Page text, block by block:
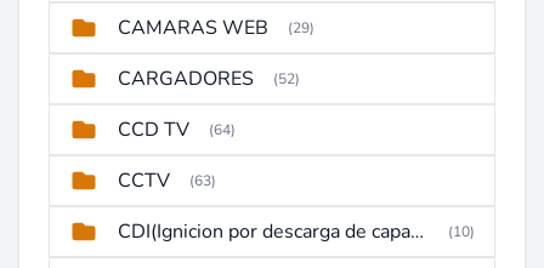
CAMARAS WEB (29)
CARGADORES (52)
CCD TV (64)
CCTV (63)
CDI(Ignicion por descarga de capacitor) (10)